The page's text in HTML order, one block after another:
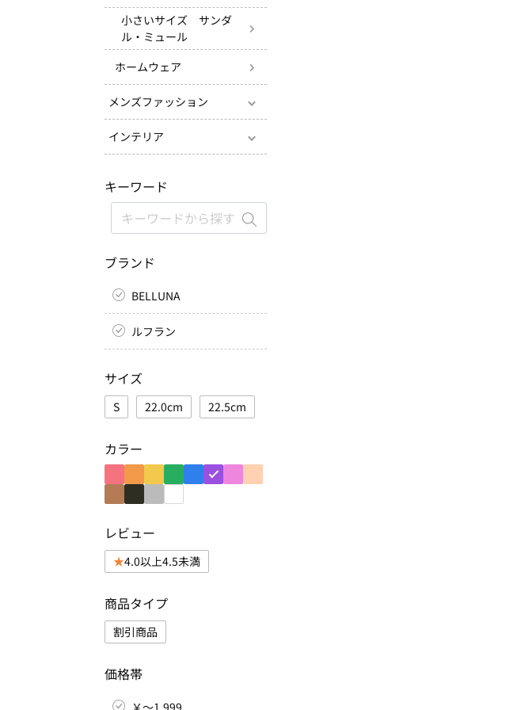
小さいサイズ サンダ
ル・ミュール
ホームウェア
メンズファッション
インテリア
キーワード
ブランド
BELLUNA
ルフラン
サイズ
S 22.0cm 22.5cm
カラー
レビュー
4.0以上4.5未満
商品タイプ
割引商品
価格帯
￥～1,999